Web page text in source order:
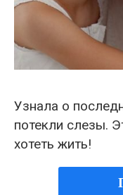
Узнала о
потекли слезы.
хотеть жить!